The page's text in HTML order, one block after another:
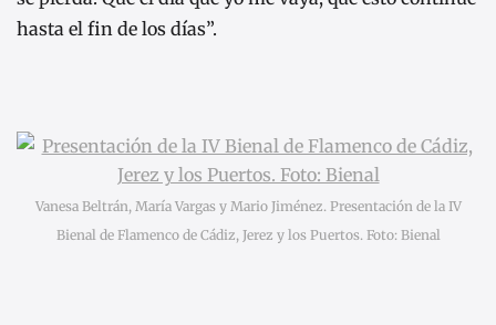
hasta el fin de los días”.
Vanesa Beltrán, María Vargas y Mario Jiménez. Presentación de la IV
Bienal de Flamenco de Cádiz, Jerez y los Puertos. Foto: Bienal